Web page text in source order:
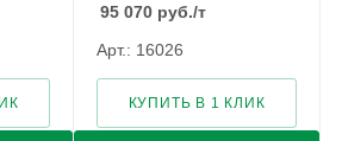
95 070 руб./т
Арт.: 16026
КУПИТЬ В 1 КЛИК